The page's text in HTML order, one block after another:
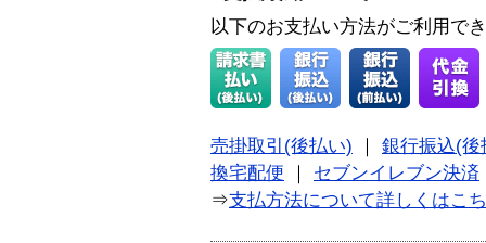
以下のお支払い方法がご利用で
売掛取引(後払い)
銀行振込(後
換宅配便
セブンイレブン決済
⇒支払方法について詳しくはこ